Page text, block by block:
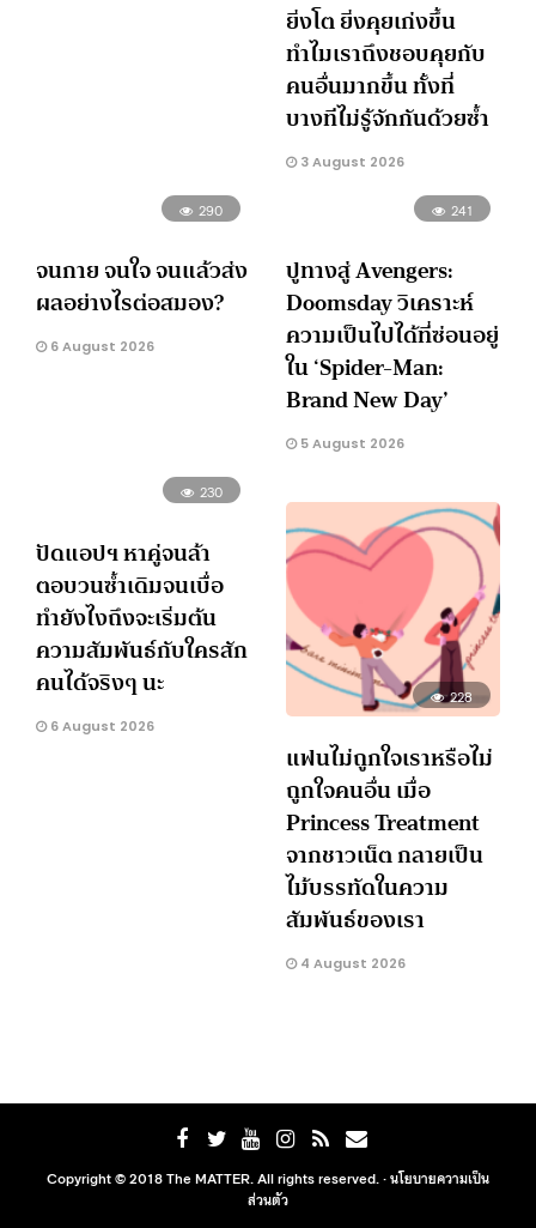
ยิ่งโต ยิ่งคุยเก่งขึ้น
ทำไมเราถึงชอบคุยกับ
คนอื่นมากขึ้น ทั้งที่
บางทีไม่รู้จักกันด้วยซ้ำ
3 August 2026
290
จนกาย จนใจ จนแล้วส่ง
ผลอย่างไรต่อสมอง?
6 August 2026
241
ปูทางสู่ Avengers:
Doomsday วิเคราะห์
ความเป็นไปได้ที่ซ่อนอยู่
ใน ‘Spider-Man:
Brand New Day’
5 August 2026
230
ปัดแอปฯ หาคู่จนล้า
ตอบวนซ้ำเดิมจนเบื่อ
ทำยังไงถึงจะเริ่มต้น
ความสัมพันธ์กับใครสัก
คนได้จริงๆ นะ
6 August 2026
228
แฟนไม่ถูกใจเราหรือไม่
ถูกใจคนอื่น เมื่อ
Princess Treatment
จากชาวเน็ต กลายเป็น
ไม้บรรทัดในความ
สัมพันธ์ของเรา
4 August 2026
Copyright © 2018 The MATTER. All rights reserved. ·นโยบายความเป็น
ส่วนตัว